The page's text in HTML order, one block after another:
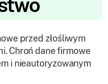
przed złośliwym
Chroń dane firmowe
i nieautoryzowanym